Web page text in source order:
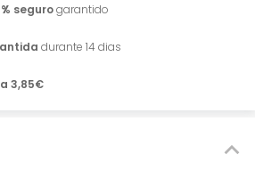
% segurogarantido
durante 14 dias
3,85€